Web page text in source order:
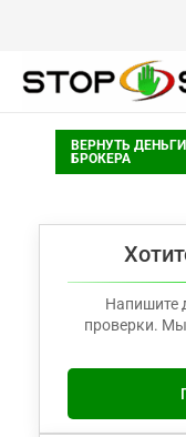
ВЕРНУТЬ
БРОКЕРА
Напишите
проверки.